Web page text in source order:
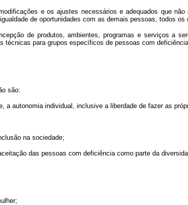
e os ajustes necessários e adequados que
de oportunidades com as demais pessoas, todos
de produtos, ambientes, programas e serviços a
técnicas para grupos específicos de pessoas com
são:
a autonomia individual, inclusive a liberdade de fazer as
na sociedade;
das pessoas com deficiência como parte da